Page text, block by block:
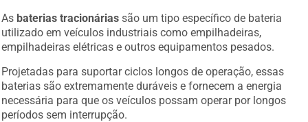
As baterias tracionárias são um tipo específico de bateria
utilizado em veículos industriais como empilhadeiras,
empilhadeiras elétricas e outros equipamentos pesados.
Projetadas para suportar ciclos longos de operação, essas
baterias são extremamente duráveis e fornecem a energia
necessária para que os veículos possam operar por longos
períodos sem interrupção.